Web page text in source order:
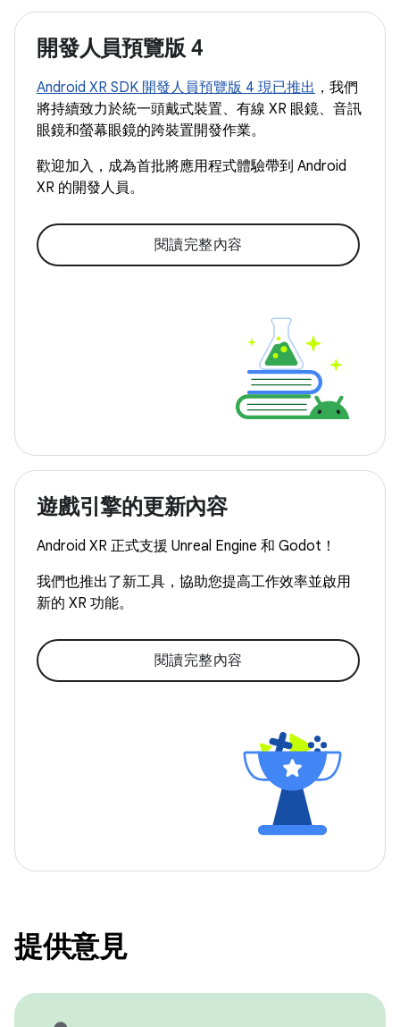
開發人員預覽版 4
Android XR SDK 開發人員預覽版 4 現已推出 ，我們
將持續致力於統一頭戴式裝置、有線 XR 眼鏡、音訊
眼鏡和螢幕眼鏡的跨裝置開發作業。
歡迎加入，成為首批將應用程式體驗帶到 Android
XR 的開發人員。
閱讀完整內容
遊戲引擎的更新內容
Android XR 正式支援 Unreal Engine 和 Godot！
我們也推出了新工具，協助您提高工作效率並啟用
新的 XR 功能。
閱讀完整內容
提供意見